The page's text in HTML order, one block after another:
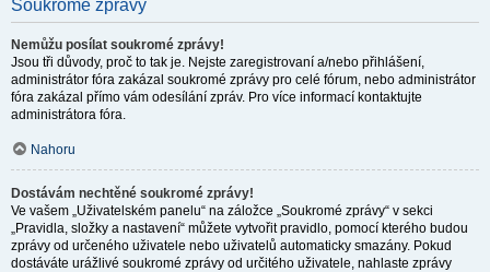
Soukromé zprávy
Nemůžu posílat soukromé zprávy!
Jsou tři důvody, proč to tak je. Nejste zaregistrovaní a/nebo přihlášení,
administrátor fóra zakázal soukromé zprávy pro celé fórum, nebo administrátor
fóra zakázal přímo vám odesílání zpráv. Pro více informací kontaktujte
administrátora fóra.
Nahoru
Dostávám nechtěné soukromé zprávy!
Ve vašem „Uživatelském panelu“ na záložce „Soukromé zprávy“ v sekci
„Pravidla, složky a nastavení“ můžete vytvořit pravidlo, pomocí kterého budou
zprávy od určeného uživatele nebo uživatelů automaticky smazány. Pokud
dostáváte urážlivé soukromé zprávy od určitého uživatele, nahlaste zprávy